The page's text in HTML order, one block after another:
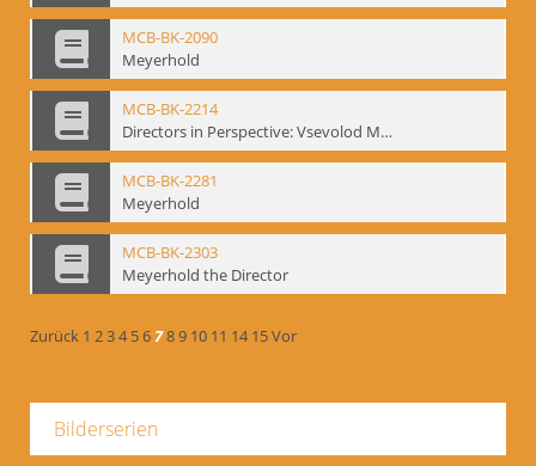
MCB-BK-2090
Meyerhold
MCB-BK-2214
Directors in Perspective: Vsevolod Meyerhold - interne Signatur BM-prt-6
MCB-BK-2281
Meyerhold
MCB-BK-2303
Meyerhold the Director
Zurück 1 234 56789 10 11 14 15Vor
Bilderserien